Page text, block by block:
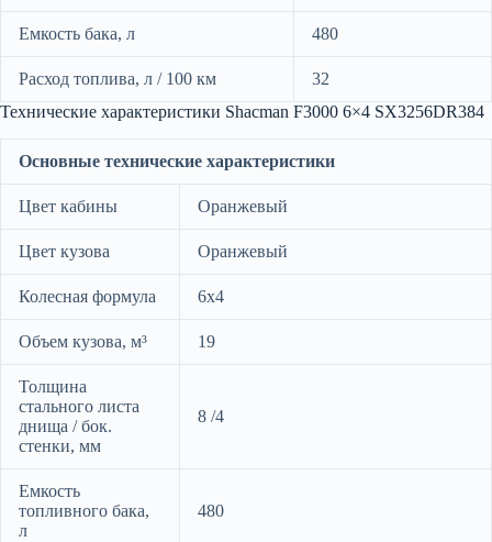
Емкость бака, л 480
Расход топлива, л / 100 км
32
Технические характеристики Shacman F3000 6×4 SX3256DR384
Основные технические характеристики
Цвет кабины Оранжевый
Цвет кузова Оранжевый
Колесная формула 6х4
Объем кузова, м³ 19
Толщина
стального листа
днища / бок.
стенки, мм
8 /4
Емкость
топливного бака,
л
480